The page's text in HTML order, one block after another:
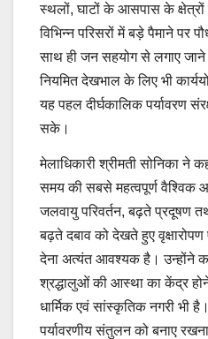
स्थलों, घाटों के आसपास के
विभिन्न परिसरों में बड़े पैमाने पर
साथ ही जन सहयोग से लगाए जाने
नियमित देखभाल के लिए भी
यह पहल दीर्घकालिक पर्यावरण
सके।
मेलाधिकारी श्रीमती सोनिका ने
समय की सबसे महत्वपूर्ण
जलवायु परिवर्तन, बढ़ते प्रदूषण
बढ़ते दबाव को देखते हुए वृक्षारोपण
देना अत्यंत आवश्यक है। उन्होंने
श्रद्धालुओं की आस्था का केंद्र
धार्मिक एवं सांस्कृतिक नगरी भी
पर्यावरणीय संतुलन को बनाए